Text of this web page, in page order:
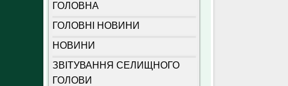
ГОЛОВНА
ГОЛОВНІ НОВИНИ
НОВИНИ
ЗВІТУВАННЯ СЕЛИЩНОГО
ГОЛОВИ